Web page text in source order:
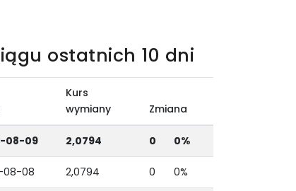
ostatnich 10 dni
Kurs
wymiany
Zmiana
08-09 2,0794 0 0%
08-08 2,0794 0 0%